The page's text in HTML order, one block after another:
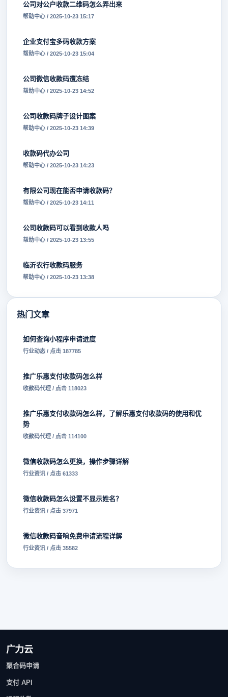
公司对公户收款二维码怎么弄出来
帮助中心 / 2025-10-23 15:17
企业支付宝多码收款方案
帮助中心 / 2025-10-23 15:04
公司微信收款码遭冻结
帮助中心 / 2025-10-23 14:52
公司收款码牌子设计图案
帮助中心 / 2025-10-23 14:39
收款码代办公司
帮助中心 / 2025-10-23 14:23
有限公司现在能否申请收款码？
帮助中心 / 2025-10-23 14:11
公司收款码可以看到收款人吗
帮助中心 / 2025-10-23 13:55
临沂农行收款码服务
帮助中心 / 2025-10-23 13:38
热门文章
如何查询小程序申请进度
行业动态 / 点击 187785
推广乐惠支付收款码怎么样
收款码代理 / 点击 118023
推广乐惠支付收款码怎么样，了解乐惠支付收款码的使用和优
势
收款码代理 / 点击 114100
微信收款码怎么更换，操作步骤详解
行业资讯 / 点击 61333
微信收款码怎么设置不显示姓名？
行业资讯 / 点击 37971
微信收款码音响免费申请流程详解
行业资讯 / 点击 35582
广力云
聚合码申请
支付 API